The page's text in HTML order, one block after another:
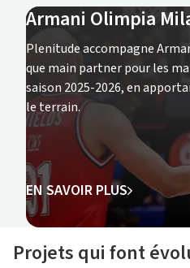
Armani Olimpia
Plenitude accompagne
que main partner pour les
saison 2025-2026, en
le terrain.
EN SAVOIR PLUS
Projets qui font